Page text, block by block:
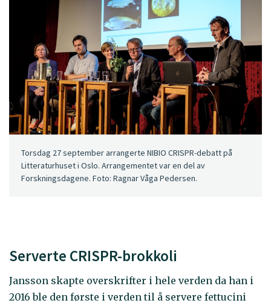
Torsdag 27 september arrangerte NIBIO CRISPR-debatt på
Litteraturhuset i Oslo. Arrangementet var en del av
Forskningsdagene. Foto: Ragnar Våga Pedersen.
Serverte CRISPR-brokkoli
Jansson skapte overskrifter i hele verden da han i
2016 ble den første i verden til å servere fettucini